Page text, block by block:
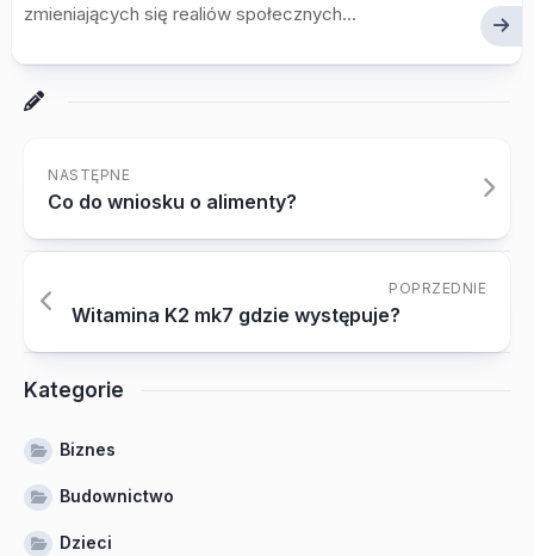
zmieniających się realiów społecznych...
NASTĘPNE
Co do wniosku o alimenty?
POPRZEDNIE
Witamina K2 mk7 gdzie występuje?
Kategorie
Biznes
Budownictwo
Dzieci